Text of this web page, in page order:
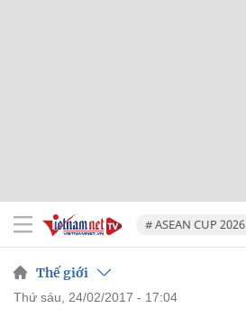
# ASEAN CUP 2026
Thế giới
thứ sáu, 24/02/2017 - 17:04